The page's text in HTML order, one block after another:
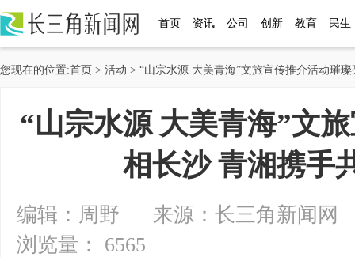
首页 资讯 公司 创新 教育 民生
您现在的位置:首页 > 活动 > “山宗水源 大美青海”文旅宣传推介活动璀
“山宗水源 大美青海”文
相长沙 青湘携手
编辑：周野 来源：长三角新闻网
浏览量： 6565